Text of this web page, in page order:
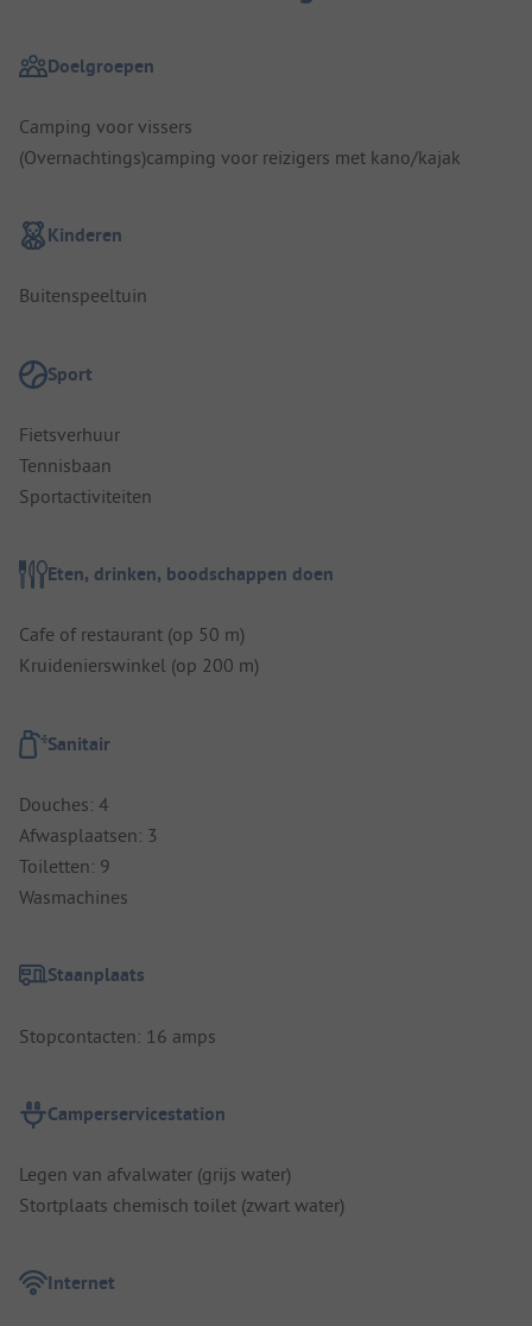
Doelgroepen
Camping voor vissers
(Overnachtings)camping voor reizigers met kano/kajak
Kinderen
Buitenspeeltuin
Sport
Fietsverhuur
Tennisbaan
Sportactiviteiten
Eten, drinken, boodschappen doen
Cafe of restaurant (op 50 m)
Kruidenierswinkel (op 200 m)
Sanitair
Douches: 4
Afwasplaatsen: 3
Toiletten: 9
Wasmachines
Staanplaats
Stopcontacten: 16 amps
Camperservicestation
Legen van afvalwater (grijs water)
Stortplaats chemisch toilet (zwart water)
Internet